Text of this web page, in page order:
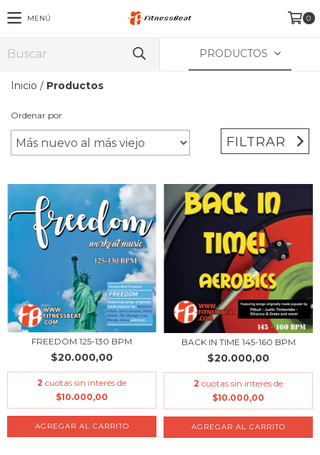
MENÚ 0
PRODUCTOS
Inicio / Productos
Ordenar por
FILTRAR
FREEDOM 125-130 BPM
$20.000,00
2 cuotas sin interés de
$10.000,00
BACK IN TIME 145-160 BPM
$20.000,00
2 cuotas sin interés de
$10.000,00